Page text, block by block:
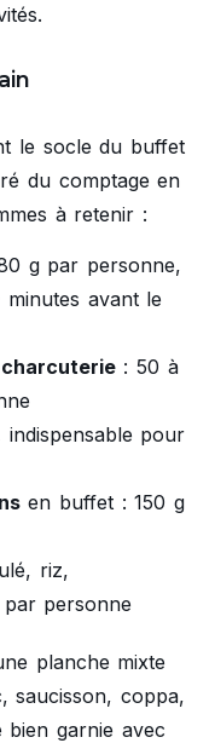
le socle du buffet
du comptage en
à retenir :
g par personne,
avant le
: 50 à
pour
en buffet : 150 g
riz,
personne
planche mixte
saucisson, coppa,
garnie avec